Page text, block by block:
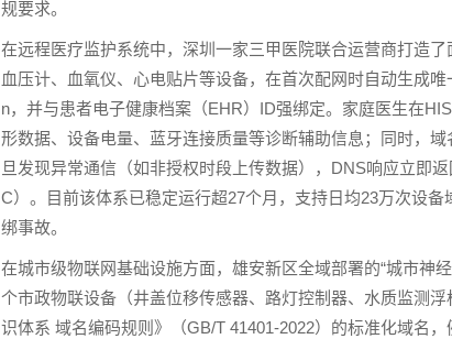
规要求。
在远程医疗监护系统中，深圳一家三甲医院联合运营商打造
血压计、血氧仪、心电贴片等设备，在首次配网时自动生成
n，并与患者电子健康档案（EHR）ID强绑定。家庭医生在
形数据、设备电量、蓝牙连接质量等诊断辅助信息；同时，
旦发现异常通信（如非授权时段上传数据），DNS响应立即
C）。目前该体系已稳定运行超27个月，支持日均23万次设
绑事故。
在城市级物联网基础设施方面，雄安新区全域部署的“城市神
个市政物联设备（井盖位移传感器、路灯控制器、水质监测
识体系 域名编码规则》（GB/T 41401-2022）的标准化域名